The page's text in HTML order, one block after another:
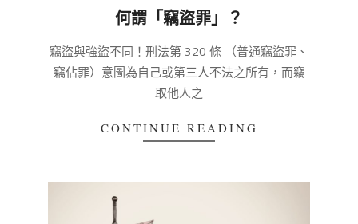
何謂「竊盜罪」？
03-
04
竊盜與強盜不同！刑法第 320 條 （普通竊盜罪、
竊佔罪）意圖為自己或第三人不法之所有，而竊
取他人之
CONTINUE READING